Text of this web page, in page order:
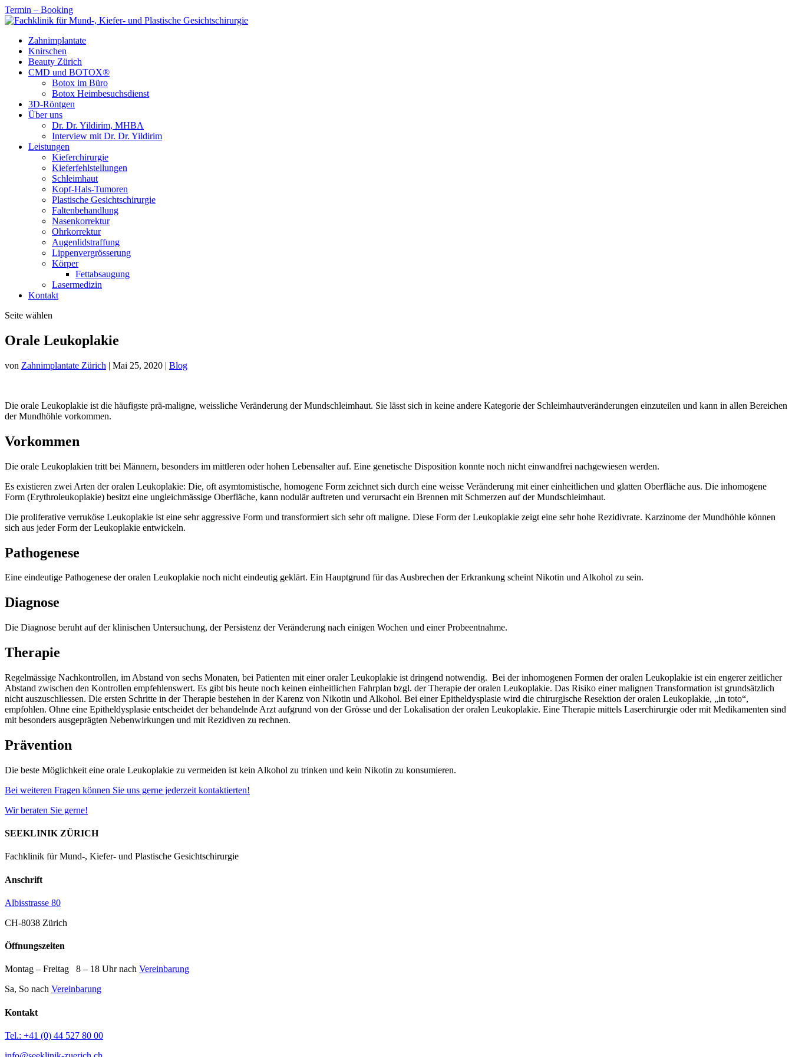
Termin – Booking
Zahnimplantate
Knirschen
Beauty Zürich
CMD und BOTOX®
Botox im Büro
Botox Heimbesuchsdienst
3D-Röntgen
Über uns
Dr. Dr. Yildirim, MHBA
Interview mit Dr. Dr. Yildirim
Leistungen
Kieferchirurgie
Kieferfehlstellungen
Schleimhaut
Kopf-Hals-Tumoren
Plastische Gesichtschirurgie
Faltenbehandlung
Nasenkorrektur
Ohrkorrektur
Augenlidstraffung
Lippenvergrösserung
Körper
Fettabsaugung
Lasermedizin
Kontakt
Seite wählen
Orale Leukoplakie
von Zahnimplantate Zürich | Mai 25, 2020 | Blog
Die orale Leukoplakie ist die häufigste prä-maligne, weissliche Veränderung der Mundschleimhaut. Sie lässt sich in keine andere Kategorie der Schleimhautveränderungen einzuteilen und kann in allen Bereichen
der Mundhöhle vorkommen.
Vorkommen
Die orale Leukoplakien tritt bei Männern, besonders im mittleren oder hohen Lebensalter auf. Eine genetische Disposition konnte noch nicht einwandfrei nachgewiesen werden.
Es existieren zwei Arten der oralen Leukoplakie: Die, oft asymtomistische, homogene Form zeichnet sich durch eine weisse Veränderung mit einer einheitlichen und glatten Oberfläche aus. Die inhomogene
Form (Erythroleukoplakie) besitzt eine ungleichmässige Oberfläche, kann nodulär auftreten und verursacht ein Brennen mit Schmerzen auf der Mundschleimhaut.
Die proliferative verruköse Leukoplakie ist eine sehr aggressive Form und transformiert sich sehr oft maligne. Diese Form der Leukoplakie zeigt eine sehr hohe Rezidivrate. Karzinome der Mundhöhle können
sich aus jeder Form der Leukoplakie entwickeln.
Pathogenese
Eine eindeutige Pathogenese der oralen Leukoplakie noch nicht eindeutig geklärt. Ein Hauptgrund für das Ausbrechen der Erkrankung scheint Nikotin und Alkohol zu sein.
Diagnose
Die Diagnose beruht auf der klinischen Untersuchung, der Persistenz der Veränderung nach einigen Wochen und einer Probeentnahme.
Therapie
Regelmässige Nachkontrollen, im Abstand von sechs Monaten, bei Patienten mit einer oraler Leukoplakie ist dringend notwendig. Bei der inhomogenen Formen der oralen Leukoplakie ist ein engerer zeitlicher
Abstand zwischen den Kontrollen empfehlenswert. Es gibt bis heute noch keinen einheitlichen Fahrplan bzgl. der Therapie der oralen Leukoplakie. Das Risiko einer malignen Transformation ist grundsätzlich
nicht auszuschliessen. Die ersten Schritte in der Therapie bestehen in der Karenz von Nikotin und Alkohol. Bei einer Epitheldysplasie wird die chirurgische Resektion der oralen Leukoplakie, „in toto“,
empfohlen. Ohne eine Epitheldysplasie entscheidet der behandelnde Arzt aufgrund von der Grösse und der Lokalisation der oralen Leukoplakie. Eine Therapie mittels Laserchirurgie oder mit Medikamenten sind
mit besonders ausgeprägten Nebenwirkungen und mit Rezidiven zu rechnen.
Prävention
Die beste Möglichkeit eine orale Leukoplakie zu vermeiden ist kein Alkohol zu trinken und kein Nikotin zu konsumieren.
Bei weiteren Fragen können Sie uns gerne jederzeit kontaktierten!
Wir beraten Sie gerne!
SEEKLINIK ZÜRICH
Fachklinik für Mund-, Kiefer- und Plastische Gesichtschirurgie
Anschrift
Albisstrasse 80
CH-8038 Zürich
Öffnungszeiten
Montag – Freitag 8 – 18 Uhr nach Vereinbarung
Sa, So nach Vereinbarung
Kontakt
Tel.: +41 (0) 44 527 80 00